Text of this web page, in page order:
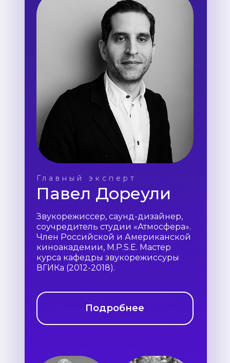
Главный эксперт
Павел Дореули
Звукорежиссер, саунд-дизайнер,
соучредитель студии «Атмосфера».
Член Российской и Американской
киноакадемии, M.P.S.E. Мастер
курса кафедры звукорежиссуры
ВГИКа (2012-2018).
Подробнее